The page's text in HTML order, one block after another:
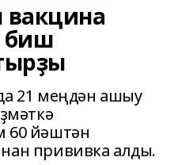
вакцина
биш
21 меңдән ашыу
60 йәштән
прививка алды.